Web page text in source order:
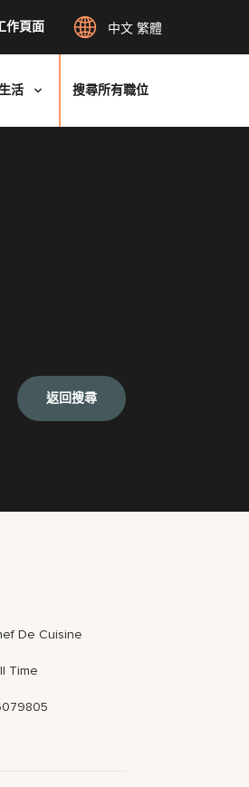
作頁面 中文 繁體
活 搜尋所有職位
返回搜尋
De Cuisine
Time